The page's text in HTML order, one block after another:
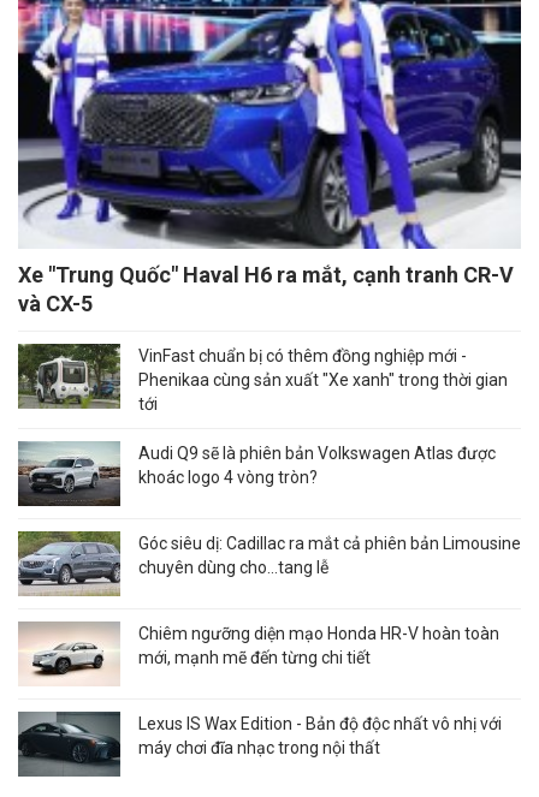
Xe "Trung Quốc" Haval H6 ra mắt, cạnh tranh CR-V
và CX-5
VinFast chuẩn bị có thêm đồng nghiệp mới -
Phenikaa cùng sản xuất "Xe xanh" trong thời gian
tới
Audi Q9 sẽ là phiên bản Volkswagen Atlas được
khoác logo 4 vòng tròn?
Góc siêu dị: Cadillac ra mắt cả phiên bản Limousine
chuyên dùng cho...tang lễ
Chiêm ngưỡng diện mạo Honda HR-V hoàn toàn
mới, mạnh mẽ đến từng chi tiết
Lexus IS Wax Edition - Bản độ độc nhất vô nhị với
máy chơi đĩa nhạc trong nội thất